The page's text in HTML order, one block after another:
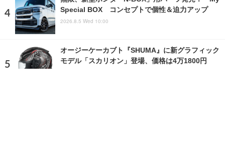
Special BOX コンセプトで個性＆迫力アップ
2026.8.5 Wed 10:00
オージーケーカブト『SHUMA』に新グラフィック
モデル「スカリオン」登場、価格は4万1800円